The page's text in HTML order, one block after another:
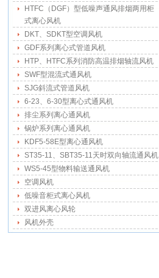
HTFC（DGF）型低噪声通风排烟两用柜
式离心风机
DKT、SDKT型空调风机
GDF系列离心式管道风机
HTP、HTFC系列消防高温排烟轴流风机
SWF型混流式通风机
SJG斜流式管道风机
6-23、6-30型离心式通风机
排尘系列离心通风机
锅炉系列离心通风机
KDF5-58E型离心通风机
ST35-11、SBT35-11天时双向轴流通风机
WS5-45型物料输送通风机
空调风机
低噪音柜式离心风机
双进风离心风轮
风机外壳